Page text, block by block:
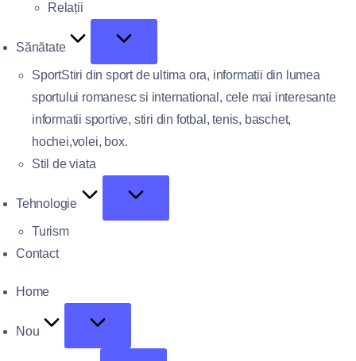
Relații
Sănătate
SportStiri din sport de ultima ora, informatii din lumea
sportului romanesc si international, cele mai interesante
informatii sportive, stiri din fotbal, tenis, baschet,
hochei,volei, box.
Stil de viata
Tehnologie
Turism
Contact
Home
Nou